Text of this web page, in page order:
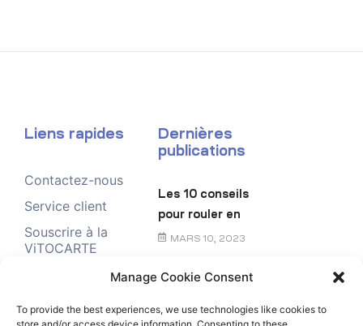
Manage Cookie Consent
To provide the best experiences, we use technologies like cookies to
Liens rapides
Contactez-nous
Service client
Souscrire à la
ViTOCARTE
Dernières
publications
Les 10 conseils
pour rouler en
toute sécurité
MARS 10, 2023
Le chèque